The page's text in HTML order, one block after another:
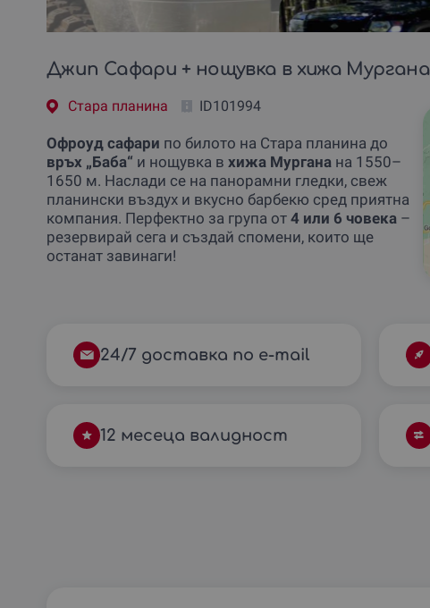
Джип Сафари + нощувка в хижа
Стара планина ID101994
Офроуд сафари по билото на Стара планина до
връх „Баба“ и нощувка в хижа Мургана на 1550–
1650 м. Наслади се на панорамни гледки, свеж
планински въздух и вкусно барбекю сред приятна
компания. Перфектно за група от 4 или 6 човека –
резервирай сега и създай спомени, които ще
останат завинаги!
24/7 доставка по e-mail
12 месеца валидност